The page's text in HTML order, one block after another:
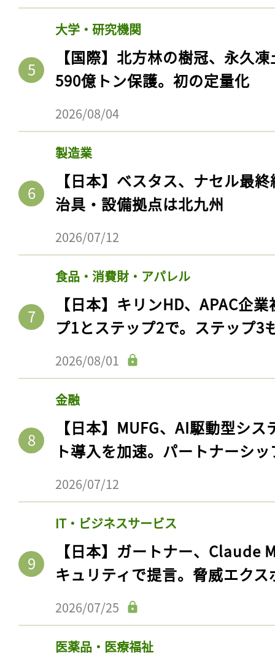
大学・研究機関
【国際】北方林の樹冠、永久
590億トン保護。初の定量化
2026/08/04
製造業
【日本】ベスタス、ナセル最
治具・設備拠点は北九州
2026/07/12
食品・消費財・アパレル
【日本】キリンHD、APAC企
プ1とステップ2で。ステップ3
2026/08/01
金融
【日本】MUFG、AI駆動型シ
ト導入を加速。パートナーシ
2026/07/12
IT・ビジネスサービス
【日本】ガートナー、Claude
キュリティで提言。脅威エク
2026/07/25
医薬品・医療福祉